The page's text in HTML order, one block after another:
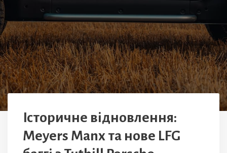
Історичне відновлення:
Meyers Manx та нове LFG